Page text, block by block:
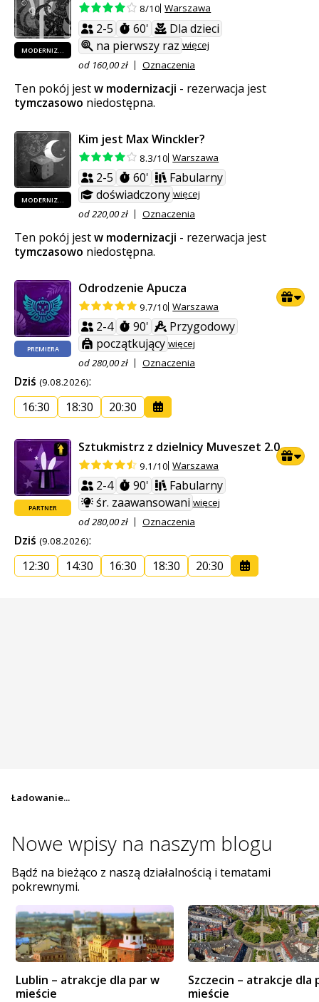
MODERNIZOWANY
8/10 Warszawa
2-5 60'
Dla dzieci
na pierwszy raz więcej
od 160,00 zł
Oznaczenia
Ten pokój jestw modernizacji - rezerwacja jest
tymczasowo niedostępna.
Kim jest Max Winckler?
8.3/10 Warszawa
2-5 60'
Fabularny
doświadczony więcej
od 220,00 zł
Oznaczenia
Ten pokój jestw modernizacji - rezerwacja jest
tymczasowo niedostępna.
PREMIERA
Odrodzenie Apucza
9.7/10 Warszawa
2-4 90'
Przygodowy
początkujący więcej
od 280,00 zł
Oznaczenia
Dziś (9.08.2026):
16:30
18:30 20:30
PARTNER
Sztukmistrz z dzielnicy Muveszet 2.0
9.1/10 Warszawa
2-4 90'
Fabularny
śr. zaawansowani więcej
od 280,00 zł
Oznaczenia
Dziś (9.08.2026):
12:30
14:30 16:30 18:30 20:30
Ładowanie...
Nowe wpisy na naszym blogu
Bądź na bieżąco z naszą działalnością i tematami
pokrewnymi.
Lublin – atrakcje dla par w
mieście
Szczecin – atrakcje dla
mieście